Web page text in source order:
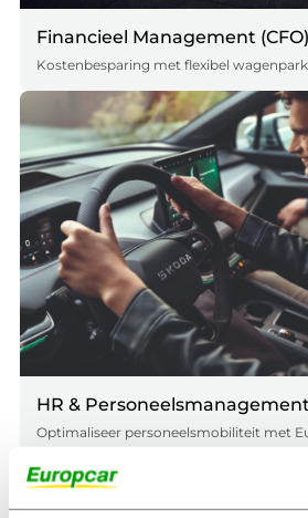
Financieel Management (CFO)
Kostenbesparing met flexibel wagenpark
HR & Personeelsmanagement
Optimaliseer personeelsmobiliteit met